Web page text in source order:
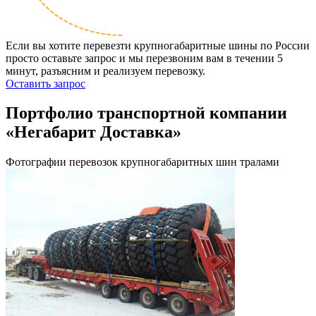
Если вы хотите перевезти крупногабаритные шины по России
просто оставьте запрос и мы перезвоним вам в течении 5
минут, разъясним и реализуем перевозку.
Оставить запрос
Портфолио транспортной компании
«Негабарит Доставка»
Фотографии перевозок крупногабаритных шин тралами